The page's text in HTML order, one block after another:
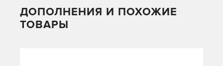
ДОПОЛНЕНИЯ И ПОХОЖИЕ
ТОВАРЫ